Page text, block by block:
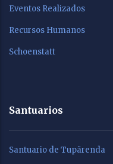
Eventos Realizados
Recursos Humanos
Schoenstatt
Santuarios
Santuario de Tupãrenda